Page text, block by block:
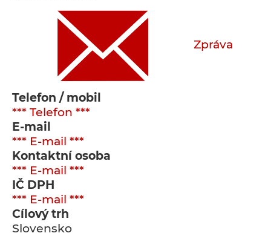
Zpráva
Telefon / mobil
*** Telefon ***
E-mail
*** E-mail ***
Kontaktní osoba
*** E-mail ***
IČ DPH
*** E-mail ***
Cílový trh
Slovensko